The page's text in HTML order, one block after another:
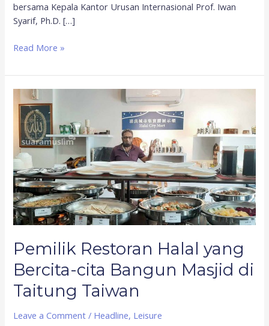
bersama Kepala Kantor Urusan Internasional Prof. Iwan
Syarif, Ph.D. […]
Read More »
Pemilik Restoran Halal yang
Bercita-cita Bangun Masjid di
Taitung Taiwan
Leave a Comment / Headline, Leisure
Pemilik
Restoran
Halal
yang
Bercita-
cita
Bangun
Masjid
di
Taitung